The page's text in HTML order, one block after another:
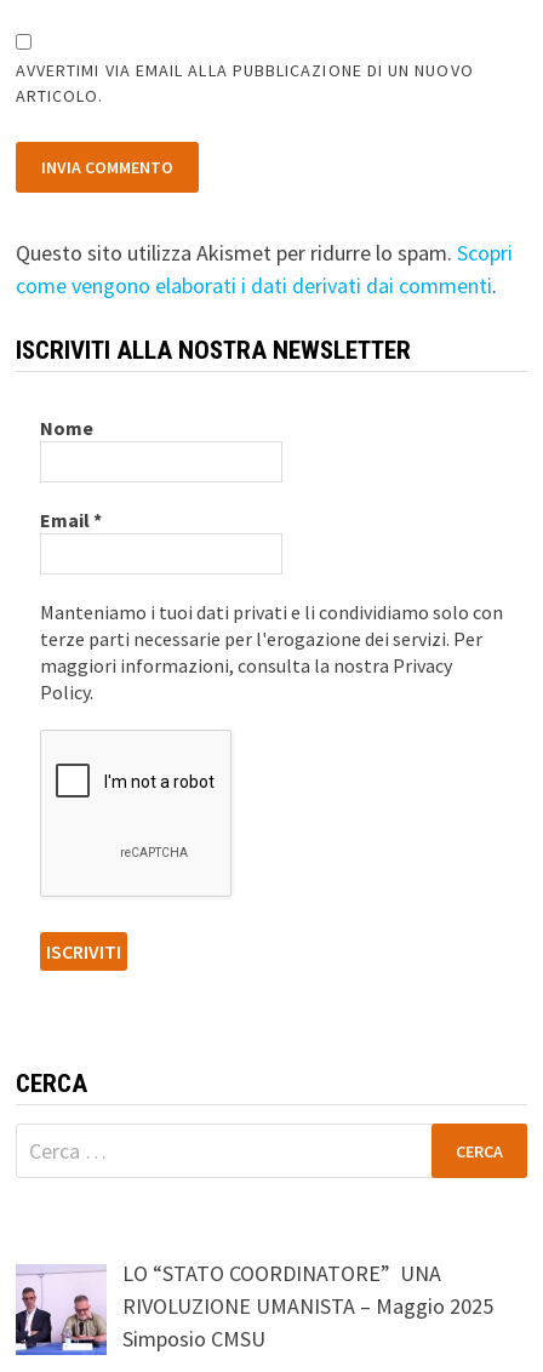
AVVERTIMI VIA EMAIL ALLA PUBBLICAZIONE DI UN NUOVO
ARTICOLO.
Questo sito utilizza Akismet per ridurre lo spam. Scopri
come vengono elaborati i dati derivati dai commenti.
ISCRIVITI ALLA NOSTRA NEWSLETTER
Nome
Email*
Manteniamo i tuoi dati privati e li condividiamo solo con
terze parti necessarie per l'erogazione dei servizi. Per
maggiori informazioni, consulta la nostra Privacy
Policy.
CERCA
Ricerca
per:
LO “STATO COORDINATORE” UNA
RIVOLUZIONE UMANISTA – Maggio 2025
Simposio CMSU